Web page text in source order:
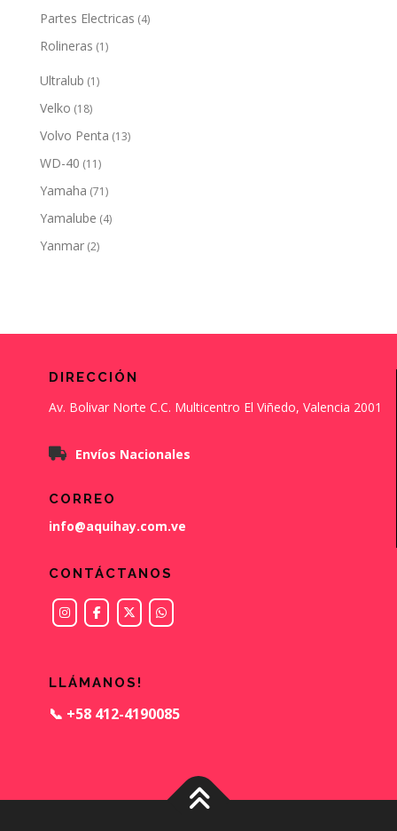
Partes Electricas (4)
Rolineras (1)
Ultralub (1)
Velko (18)
Volvo Penta (13)
WD-40 (11)
Yamaha (71)
Yamalube (4)
Yanmar (2)
DIRECCIÓN
Av. Bolivar Norte C.C. Multicentro El Viñedo, Valencia 2001
Envíos Nacionales
CORREO
info@aquihay.com.ve
CONTÁCTANOS
LLÁMANOS!
📞 +58 412-4190085